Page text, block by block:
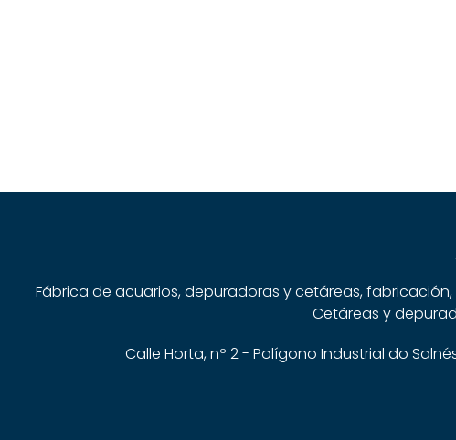
Fábrica de acuarios, depuradoras y cetáreas,
Cetáreas y
Calle Horta, nº 2 - Polígono Industrial do